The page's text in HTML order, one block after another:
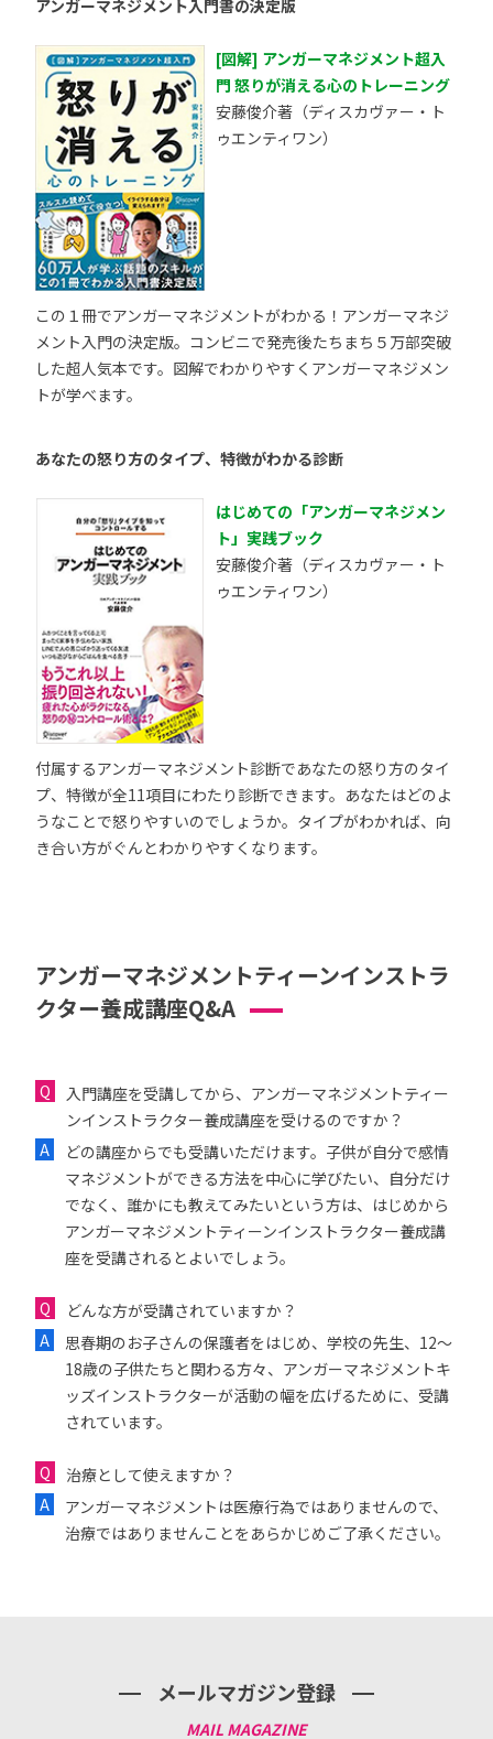
アンガーマネジメント入門書の決定版
[図解] アンガーマネジメント超入
門 怒りが消える心のトレーニング
安藤俊介著（ディスカヴァー・ト
ゥエンティワン）
この１冊でアンガーマネジメントがわかる！アンガーマネジ
メント入門の決定版。コンビニで発売後たちまち５万部突破
した超人気本です。図解でわかりやすくアンガーマネジメン
トが学べます。
あなたの怒り方のタイプ、特徴がわかる診断
はじめての「アンガーマネジメン
ト」実践ブック
安藤俊介著（ディスカヴァー・ト
ゥエンティワン）
付属するアンガーマネジメント診断であなたの怒り方のタイ
プ、特徴が全11項目にわたり診断できます。あなたはどのよ
うなことで怒りやすいのでしょうか。タイプがわかれば、向
き合い方がぐんとわかりやすくなります。
アンガーマネジメントティーンインストラ
クター養成講座Q&A
入門講座を受講してから、アンガーマネジメントティー
ンインストラクター養成講座を受けるのですか？
どの講座からでも受講いただけます。子供が自分で感情
マネジメントができる方法を中心に学びたい、自分だけ
でなく、誰かにも教えてみたいという方は、はじめから
アンガーマネジメントティーンインストラクター養成講
座を受講されるとよいでしょう。
どんな方が受講されていますか？
思春期のお子さんの保護者をはじめ、学校の先生、12〜
18歳の子供たちと関わる方々、アンガーマネジメントキ
ッズインストラクターが活動の幅を広げるために、受講
されています。
治療として使えますか？
アンガーマネジメントは医療行為ではありませんので、
治療ではありませんことをあらかじめご了承ください。
メールマガジン登録